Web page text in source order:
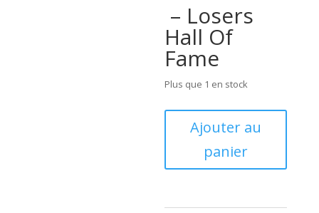
– Losers
Hall Of
Fame
Plus que 1 en stock
Miller
Ajouter au
panier